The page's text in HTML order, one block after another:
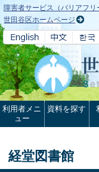
本文へ
障害者サービス（バリアフリ
世田谷区ホームページ
利用者メニ
ュー
資料を探す
経堂図書館